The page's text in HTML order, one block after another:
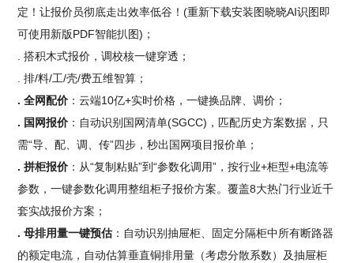
定！让报价员彻底走出效率低谷！(重新下载安装图晓晓AI识图即
可使用新版PDF智能扒图)；
. 搭积木式报价，调校核一键穿透；
. 排/料/工/壳/费五维智算；
. 全网配价 ：云端10亿+实时价格，一键换品牌、调价；
. 国网报价 ：自动识别国网清单(SGCC)，匹配历史方案数据，只
需“导、配、调、传”四步，秒出国网项目报价单；
. 拼柜报价 ：从“复制粘贴”到“参数化调用”，按行业+柜型+电流等
参数，一键参数化调用整组柜子报价方案。覆盖8大热门行业近千
套实战报价方案；
. 母排用量一键预估 ：自动识别抽屉柜、固定分隔柜中所有断路器
的额定电流，自动估算垂直铜排用量（考虑分散系数）及抽屉柜